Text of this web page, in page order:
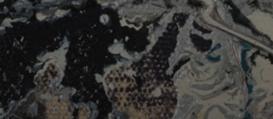
emblemáticas de
Pollock.